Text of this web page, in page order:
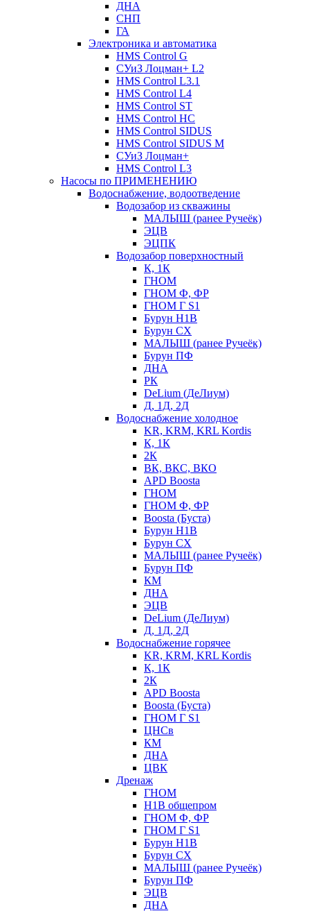
ДНА
СНП
ГА
Электроника и автоматика
HMS Control G
СУиЗ Лоцман+ L2
HMS Control L3.1
HMS Control L4
HMS Control ST
HMS Control HC
HMS Control SIDUS
HMS Control SIDUS M
СУиЗ Лоцман+
HMS Control L3
Насосы по ПРИМЕНЕНИЮ
Водоснабжение, водоотведение
Водозабор из скважины
МАЛЫШ (ранее Ручеёк)
ЭЦВ
ЭЦПК
Водозабор поверхностный
К, 1К
ГНОМ
ГНОМ Ф, ФР
ГНОМ Г S1
Бурун Н1В
Бурун СХ
МАЛЫШ (ранее Ручеёк)
Бурун ПФ
ДНА
РК
DeLium (ДеЛиум)
Д, 1Д, 2Д
Водоснабжение холодное
KR, KRM, KRL Kordis
К, 1К
2К
ВК, ВКС, ВКО
APD Boosta
ГНОМ
ГНОМ Ф, ФР
Boosta (Буста)
Бурун Н1В
Бурун СХ
МАЛЫШ (ранее Ручеёк)
Бурун ПФ
КМ
ДНА
ЭЦВ
DeLium (ДеЛиум)
Д, 1Д, 2Д
Водоснабжение горячее
KR, KRM, KRL Kordis
К, 1К
2К
APD Boosta
Boosta (Буста)
ГНОМ Г S1
ЦНСв
КМ
ДНА
ЦВК
Дренаж
ГНОМ
Н1В общепром
ГНОМ Ф, ФР
ГНОМ Г S1
Бурун Н1В
Бурун СХ
МАЛЫШ (ранее Ручеёк)
Бурун ПФ
ЭЦВ
ДНА